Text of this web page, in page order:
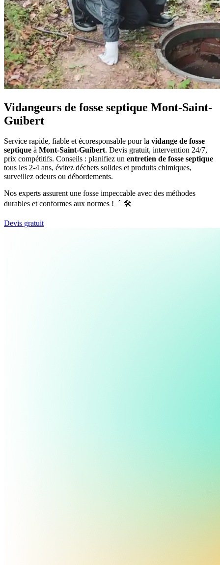
Vidangeurs de fosse septique Mont-Saint-
Guibert
Service rapide, fiable et écoresponsable pour la vidange de fosse
septique à Mont-Saint-Guibert. Devis gratuit, intervention 24/7,
prix compétitifs. Conseils : planifiez un entretien de fosse septique
tous les 2-4 ans, évitez déchets solides et produits chimiques,
surveillez odeurs ou débordements.
Nos experts assurent une fosse impeccable avec des méthodes
durables et conformes aux normes ! 🚿🛠️
Devis gratuit